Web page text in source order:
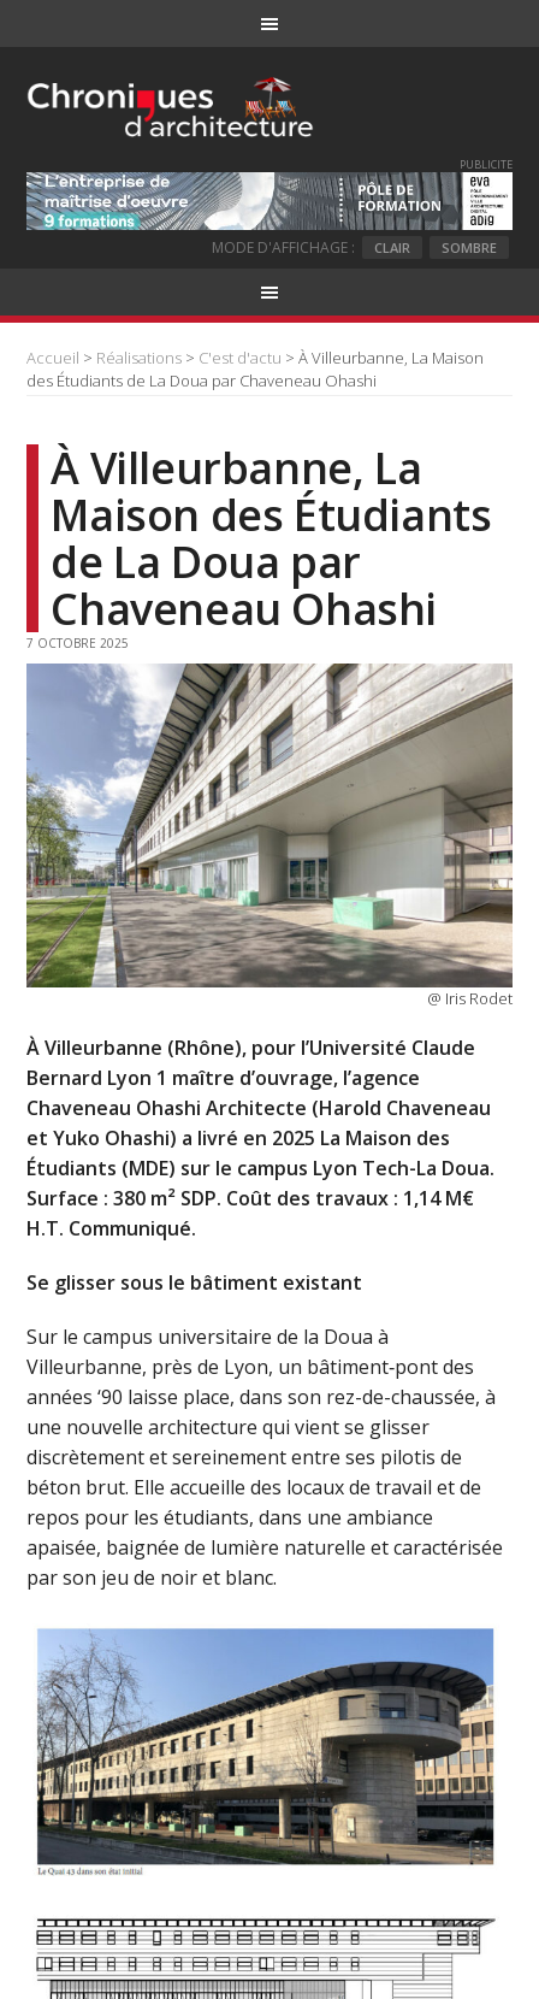
PUBLICITE
MODE D'AFFICHAGE : CLAIR SOMBRE
Accueil > Réalisations > C'est d'actu > À Villeurbanne, La Maison
des Étudiants de La Doua par Chaveneau Ohashi
À Villeurbanne, La
Maison des Étudiants
de La Doua par
Chaveneau Ohashi
7 OCTOBRE 2025
@ Iris Rodet
À Villeurbanne (Rhône), pour l’Université Claude
Bernard Lyon 1 maître d’ouvrage, l’agence
Chaveneau Ohashi Architecte (Harold Chaveneau
et Yuko Ohashi) a livré en 2025 La Maison des
Étudiants (MDE) sur le campus Lyon Tech-La Doua.
Surface : 380 m² SDP. Coût des travaux : 1,14 M€
H.T. Communiqué.
Se glisser sous le bâtiment existant
Sur le campus universitaire de la Doua à
Villeurbanne, près de Lyon, un bâtiment‑pont des
années ‘90 laisse place, dans son rez-de-chaussée, à
une nouvelle architecture qui vient se glisser
discrètement et sereinement entre ses pilotis de
béton brut. Elle accueille des locaux de travail et de
repos pour les étudiants, dans une ambiance
apaisée, baignée de lumière naturelle et caractérisée
par son jeu de noir et blanc.